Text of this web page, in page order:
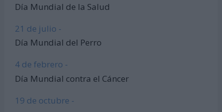
Día Mundial de la Salud
21 de julio -
Día Mundial del Perro
4 de febrero -
Día Mundial contra el Cáncer
19 de octubre -